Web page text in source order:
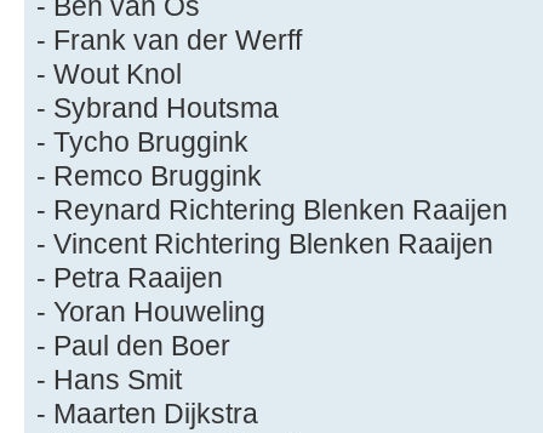
- Frank van der Werff
- Wout Knol
- Sybrand Houtsma
- Tycho Bruggink
- Remco Bruggink
- Reynard Richtering Blenken Raaijen
- Vincent Richtering Blenken Raaijen
- Petra Raaijen
- Yoran Houweling
- Paul den Boer
- Hans Smit
- Maarten Dijkstra